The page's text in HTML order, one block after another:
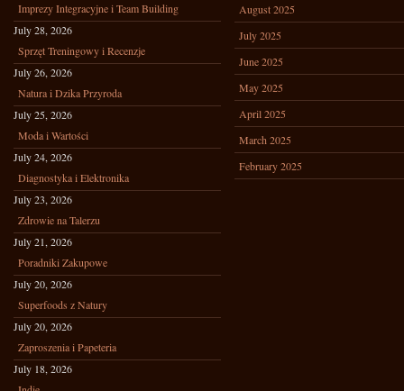
Imprezy Integracyjne i Team Building
July 28, 2026
Sprzęt Treningowy i Recenzje
July 26, 2026
Natura i Dzika Przyroda
July 25, 2026
Moda i Wartości
July 24, 2026
Diagnostyka i Elektronika
July 23, 2026
Zdrowie na Talerzu
July 21, 2026
Poradniki Zakupowe
July 20, 2026
Superfoods z Natury
July 20, 2026
Zaproszenia i Papeteria
July 18, 2026
August 2025
July 2025
June 2025
May 2025
April 2025
March 2025
February 2025